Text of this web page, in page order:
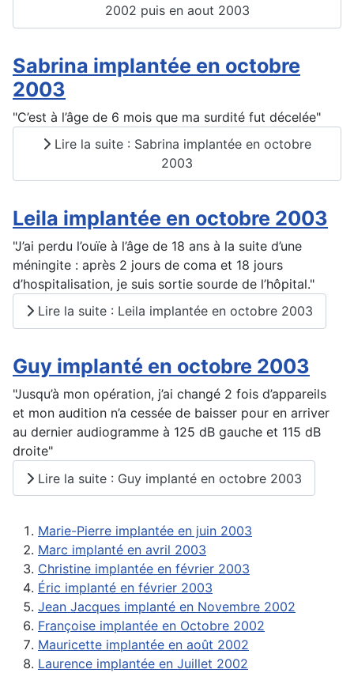
2002 puis en aout 2003
Sabrina implantée en octobre
2003
"C’est à l’âge de 6 mois que ma surdité fut décelée"
Lire la suite : Sabrina implantée en octobre
2003
Leila implantée en octobre 2003
"J’ai perdu l’ouïe à l’âge de 18 ans à la suite d’une
méningite : après 2 jours de coma et 18 jours
d’hospitalisation, je suis sortie sourde de l’hôpital."
Lire la suite : Leila implantée en octobre 2003
Guy implanté en octobre 2003
"Jusqu’à mon opération, j’ai changé 2 fois d’appareils
et mon audition n’a cessée de baisser pour en arriver
au dernier audiogramme à 125 dB gauche et 115 dB
droite"
Lire la suite : Guy implanté en octobre 2003
Marie-Pierre implantée en juin 2003
Marc implanté en avril 2003
Christine implantée en février 2003
Éric implanté en février 2003
Jean Jacques implanté en Novembre 2002
Françoise implantée en Octobre 2002
Mauricette implantée en août 2002
Laurence implantée en Juillet 2002